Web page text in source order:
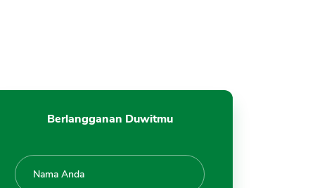
Berlangganan Duwitmu